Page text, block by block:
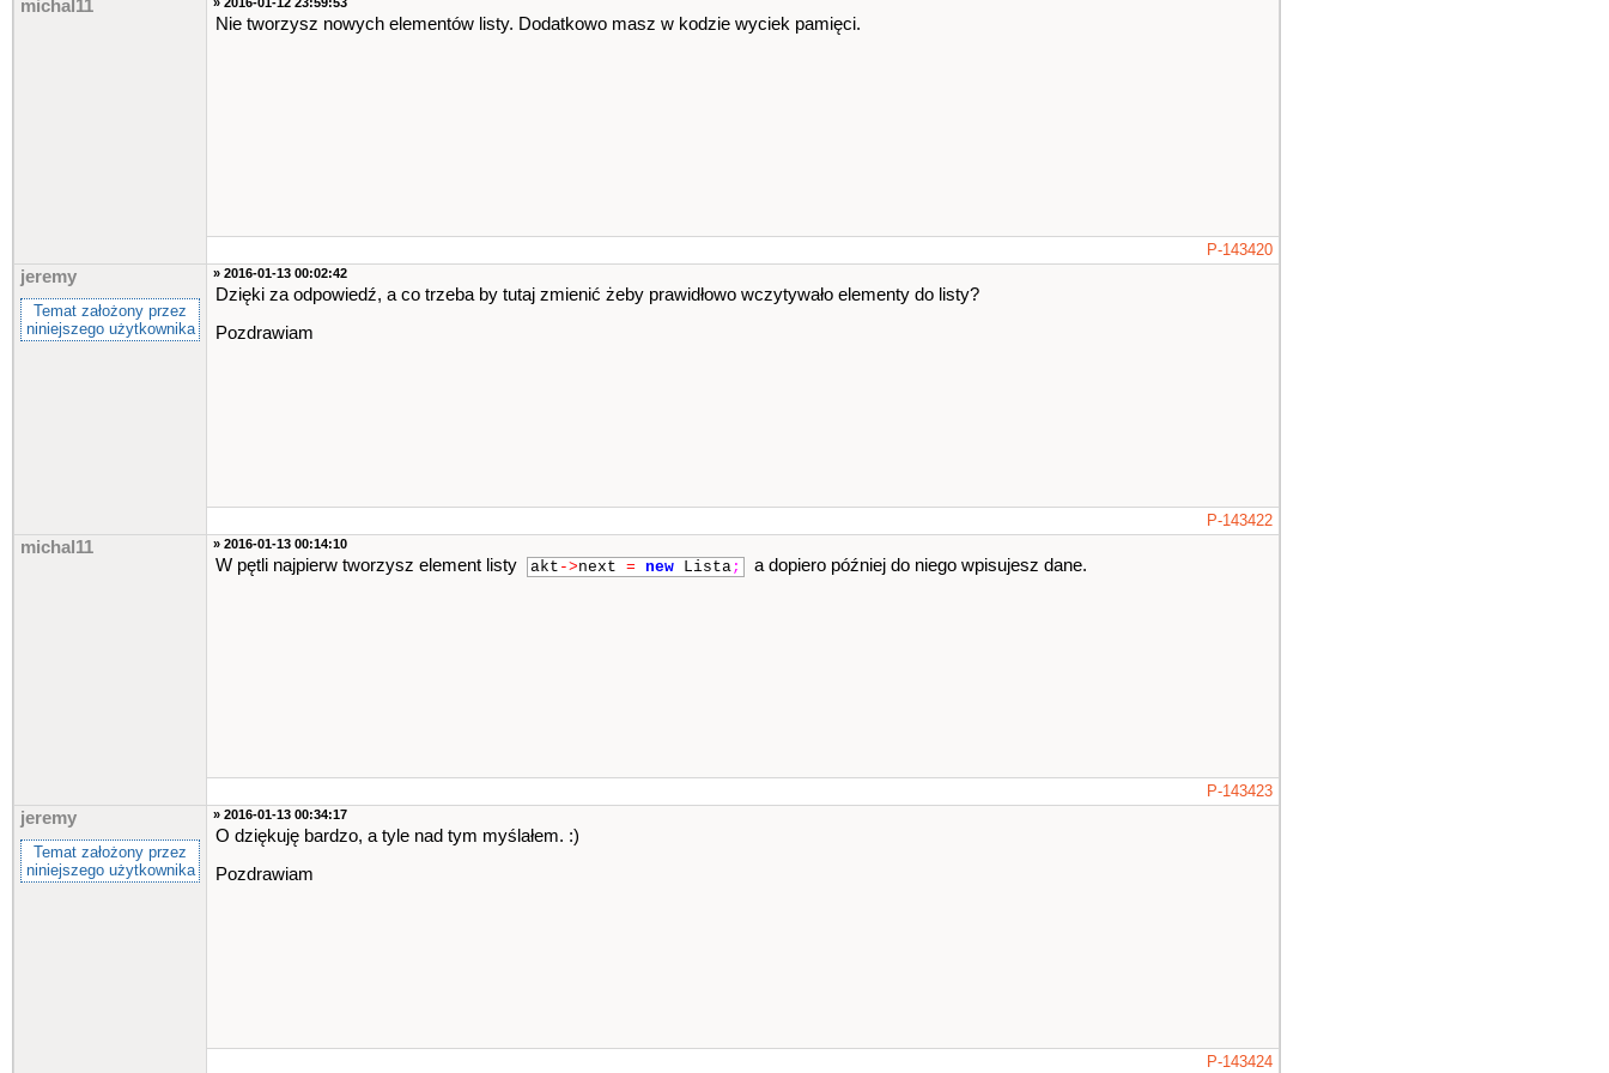
michal11
Nie tworzysz nowych elementów listy. Dodatkowo masz w kodzie wyciek pamięci.
P-143420
jeremy
Temat założony przez
niniejszego użytkownika
» 2016-01-13 00:02:42
Dzięki za odpowiedź, a co trzeba by tutaj zmienić żeby prawidłowo wczytywało elementy do listy?
Pozdrawiam
P-143422
michal11 » 2016-01-13 00:14:10
W pętli najpierw tworzysz element listy akt ->next = new Lista; a dopiero później do niego wpisujesz dane.
P-143423
jeremy
Temat założony przez
niniejszego użytkownika
» 2016-01-13 00:34:17
O dziękuję bardzo, a tyle nad tym myślałem. :)
Pozdrawiam
P-143424